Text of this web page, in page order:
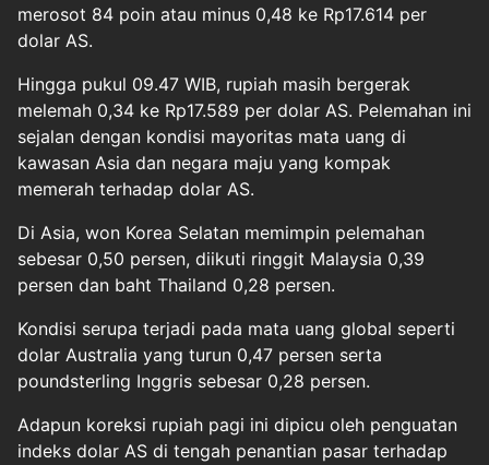
merosot 84 poin atau minus 0,48 ke Rp17.614 per
dolar AS.
Hingga pukul 09.47 WIB, rupiah masih bergerak
melemah 0,34 ke Rp17.589 per dolar AS. Pelemahan ini
sejalan dengan kondisi mayoritas mata uang di
kawasan Asia dan negara maju yang kompak
memerah terhadap dolar AS.
Di Asia, won Korea Selatan memimpin pelemahan
sebesar 0,50 persen, diikuti ringgit Malaysia 0,39
persen dan baht Thailand 0,28 persen.
Kondisi serupa terjadi pada mata uang global seperti
dolar Australia yang turun 0,47 persen serta
poundsterling Inggris sebesar 0,28 persen.
Adapun koreksi rupiah pagi ini dipicu oleh penguatan
indeks dolar AS di tengah penantian pasar terhadap